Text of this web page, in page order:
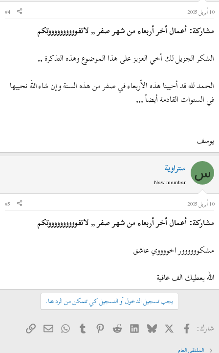
10 أبريل 2005
#4
مشاركة: أعمال أخر أربعاء من شهر صفر ,, لاتفووووووووووتكم
الشكر الجزيل لك أخي العزيز على هذا الموضوع وهذه التذكرة ,,
الحمد لله قد أحيينا هذه الأربعاء في صفر من هذه السنة وإن شاء الله نحييها
في السنوات القادمة أيضاً ,,,
يوسف
س ستراوية
New member
10 أبريل 2005
#5
مشاركة: أعمال أخر أربعاء من شهر صفر ,, لاتفووووووووووتكم
مشكوووووور اخووووي عاشق
الله يعطيك الف عافية
يجب تسجيل الدخول أو التسجيل كي تتمكن من الرد هنا.
شارك: فيسبوك
X
Bluesky
LinkedIn
Reddit
Pinterest
Tumblr
WhatsApp
البريدالرابط
الملتقى العام